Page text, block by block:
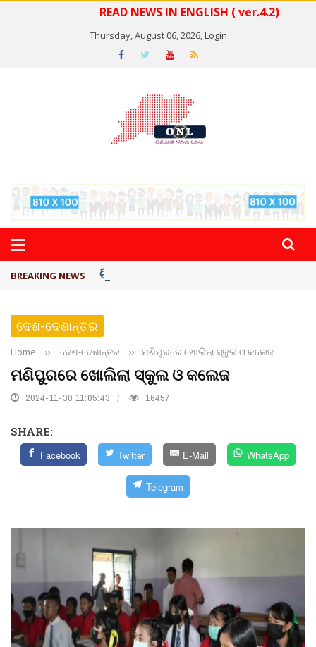
READ NEWS IN ENGLISH ( ver.4.2)
Thursday, August 06, 2026,Login
BREAKING NEWS ବିଏସ୍‌ପିର ବିଧାୟକ ଉମା ଶଙ୍କର ସିଂହଙ୍କ ...
ଦେଶ-ଦେଶାନ୍ତର
Home ›› ଦେଶ-ଦେଶାନ୍ତର ›› ମଣିପୁରରେ ଖୋଲିଲା ସ୍କୁଲ ଓ କଲେଜ
ମଣିପୁରରେ ଖୋଲିଲା ସ୍କୁଲ ଓ କଲେଜ
2024-11-30 11:05:43 16457
SHARE:
Facebook Twitter E-Mail WhatsApp
Telegram